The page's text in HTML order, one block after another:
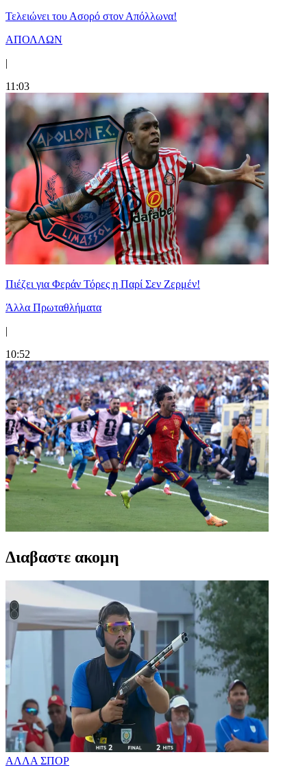
Τελειώνει του Ασορό στον Απόλλωνα!
ΑΠΟΛΛΩΝ
|
11:03
Πιέζει για Φεράν Τόρες η Παρί Σεν Ζερμέν!
Άλλα Πρωταθλήματα
|
10:52
Διαβαστε ακομη
ΑΛΛΑ ΣΠΟΡ